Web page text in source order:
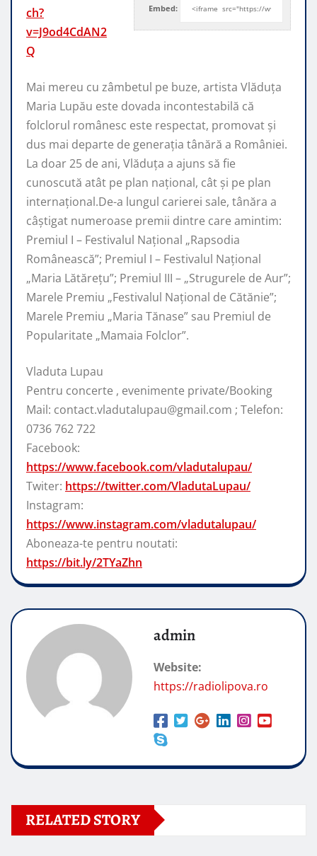
Embed:
ch?
v=J9od4CdAN2
Q
Mai mereu cu zâmbetul pe buze, artista Vlăduța
Maria Lupău este dovada incontestabilă că
folclorul românesc este respectat, promovat şi
dus mai departe de generaţia tânără a României.
La doar 25 de ani, Vlăduța a ajuns să fie
cunoscută atât pe plan naţional, cât şi pe plan
internaţional.De-a lungul carierei sale, tânăra a
câştigat numeroase premii dintre care amintim:
Premiul I – Festivalul Național „Rapsodia
Românească”; Premiul I – Festivalul Național
„Maria Lătărețu”; Premiul III – „Strugurele de Aur”;
Marele Premiu „Festivalul Național de Cătănie”;
Marele Premiu „Maria Tănase” sau Premiul de
Popularitate „Mamaia Folclor”.
Vladuta Lupau
Pentru concerte , evenimente private/Booking
Mail: contact.vladutalupau@gmail.com ; Telefon:
0736 762 722
Facebook:
https://www.facebook.com/vladutalupau/
Twiter: https://twitter.com/VladutaLupau/
Instagram:
https://www.instagram.com/vladutalupau/
Aboneaza-te pentru noutati:
https://bit.ly/2TYaZhn
admin
Website:
https://radiolipova.ro
RELATED STORY